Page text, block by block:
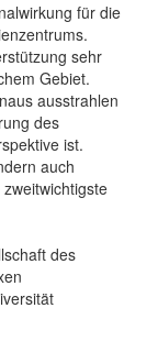
für die
sehr
Gebiet.
ausstrahlen
des
ist.
auch
des